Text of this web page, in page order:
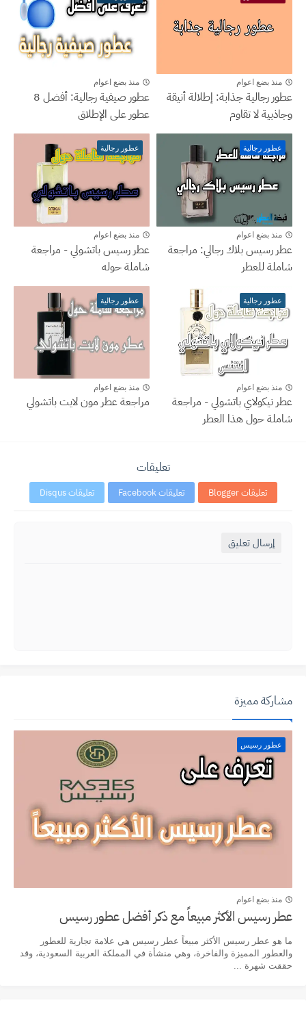
منذ بضع اعوام
عطور رجالية جذابة: إطلالة أنيقة
وجاذبية لا تقاوم
منذ بضع اعوام
عطور صيفية رجالية: أفضل 8
عطور على الإطلاق
عطور رجالية
منذ بضع اعوام
عطر رسيس بلاك رجالي: مراجعة
شاملة للعطر
عطور رجالية
منذ بضع اعوام
عطر رسيس باتشولي - مراجعة
شاملة حوله
عطور رجالية
منذ بضع اعوام
عطر نيكولاي باتشولي - مراجعة
شاملة حول هذا العطر
عطور رجالية
منذ بضع اعوام
مراجعة عطر مون لايت باتشولي
تعليقات
تعليقات Blogger تعليقات Facebook تعليقات Disqus
إرسال تعليق
مشاركة مميزة
عطور رسيس
منذ بضع اعوام
عطر رسيس الأكثر مبيعاً مع ذكر أفضل عطور رسيس
ما هو عطر رسيس الأكثر مبيعاً عطر رسيس هي علامة تجارية للعطور
والعطور المميزة والفاخرة، وهي منشأة في المملكة العربية السعودية، وقد
حققت شهرة ...